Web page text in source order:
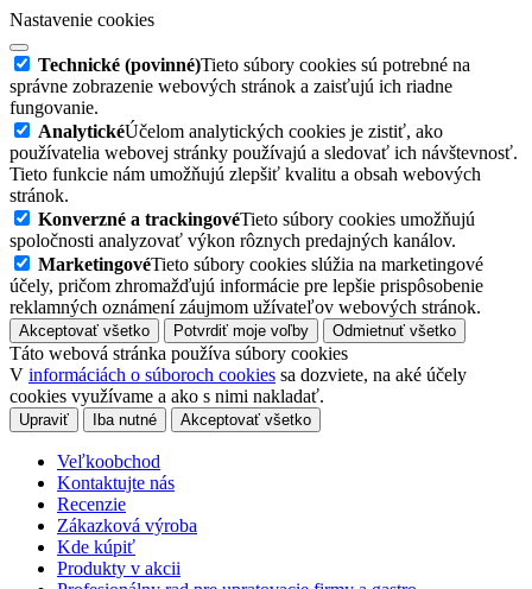
Nastavenie cookies
Technické (povinné)Tieto súbory cookies sú potrebné na
správne zobrazenie webových stránok a zaisťujú ich riadne
fungovanie.
AnalytickéÚčelom analytických cookies je zistiť, ako
používatelia webovej stránky používajú a sledovať ich návštevnosť.
Tieto funkcie nám umožňujú zlepšiť kvalitu a obsah webových
stránok.
Konverzné a trackingovéTieto súbory cookies umožňujú
spoločnosti analyzovať výkon rôznych predajných kanálov.
MarketingovéTieto súbory cookies slúžia na marketingové
účely, pričom zhromažďujú informácie pre lepšie prispôsobenie
reklamných oznámení záujmom užívateľov webových stránok.
Akceptovať všetko Potvrdiť moje voľby Odmietnuť všetko
Táto webová stránka používa súbory cookies
V informáciách o súboroch cookies sa dozviete, na aké účely
cookies využívame a ako s nimi nakladať.
Upraviť Iba nutné Akceptovať všetko
Veľkoobchod
Kontaktujte nás
Recenzie
Zákazková výroba
Kde kúpiť
Produkty v akcii